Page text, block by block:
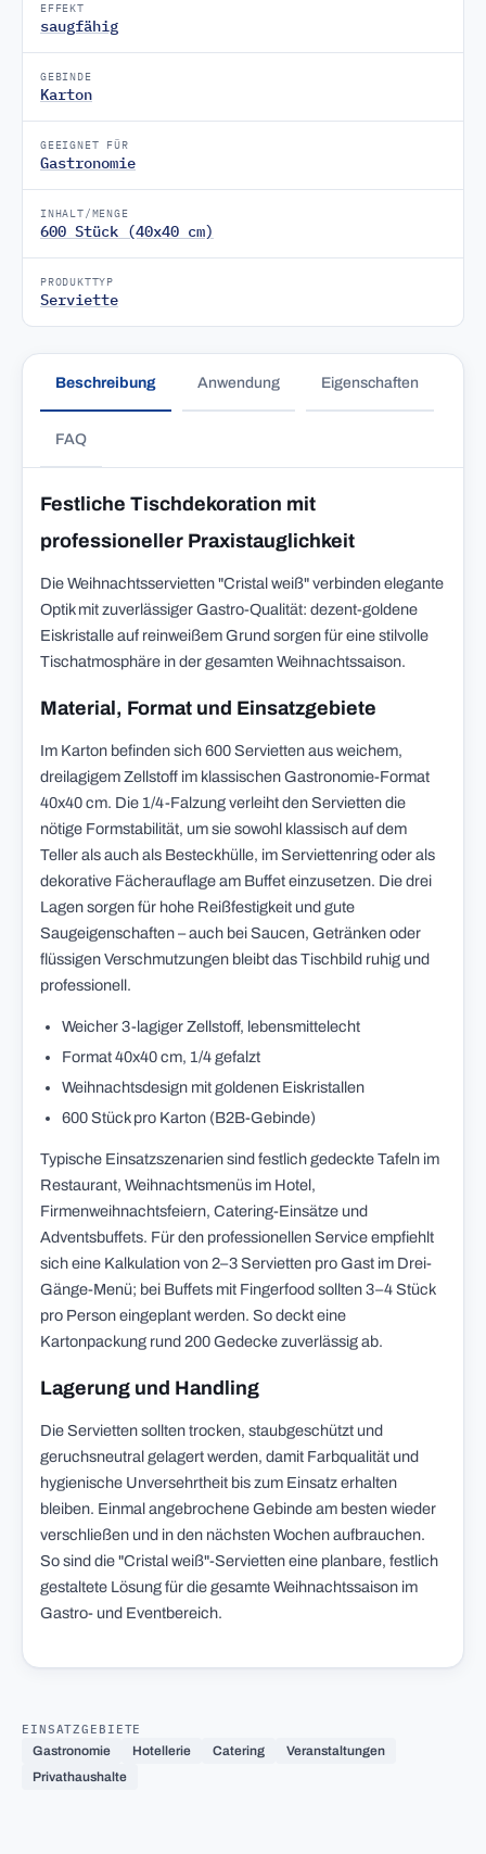
EFFEKT
saugfähig
GEBINDE
Karton
GEEIGNET FÜR
Gastronomie
INHALT/MENGE
600 Stück (40x40 cm)
PRODUKTTYP
Serviette
Beschreibung Anwendung Eigenschaften
FAQ
Festliche Tischdekoration mit
professioneller Praxistauglichkeit
Die Weihnachtsservietten "Cristal weiß" verbinden elegante
Optik mit zuverlässiger Gastro-Qualität: dezent-goldene
Eiskristalle auf reinweißem Grund sorgen für eine stilvolle
Tischatmosphäre in der gesamten Weihnachtssaison.
Material, Format und Einsatzgebiete
Im Karton befinden sich 600 Servietten aus weichem,
dreilagigem Zellstoff im klassischen Gastronomie-Format
40x40 cm. Die 1/4-Falzung verleiht den Servietten die
nötige Formstabilität, um sie sowohl klassisch auf dem
Teller als auch als Besteckhülle, im Serviettenring oder als
dekorative Fächerauflage am Buffet einzusetzen. Die drei
Lagen sorgen für hohe Reißfestigkeit und gute
Saugeigenschaften – auch bei Saucen, Getränken oder
flüssigen Verschmutzungen bleibt das Tischbild ruhig und
professionell.
Weicher 3-lagiger Zellstoff, lebensmittelecht
Format 40x40 cm, 1/4 gefalzt
Weihnachtsdesign mit goldenen Eiskristallen
600 Stück pro Karton (B2B-Gebinde)
Typische Einsatzszenarien sind festlich gedeckte Tafeln im
Restaurant, Weihnachtsmenüs im Hotel,
Firmenweihnachtsfeiern, Catering-Einsätze und
Adventsbuffets. Für den professionellen Service empfiehlt
sich eine Kalkulation von 2–3 Servietten pro Gast im Drei-
Gänge-Menü; bei Buffets mit Fingerfood sollten 3–4 Stück
pro Person eingeplant werden. So deckt eine
Kartonpackung rund 200 Gedecke zuverlässig ab.
Lagerung und Handling
Die Servietten sollten trocken, staubgeschützt und
geruchsneutral gelagert werden, damit Farbqualität und
hygienische Unversehrtheit bis zum Einsatz erhalten
bleiben. Einmal angebrochene Gebinde am besten wieder
verschließen und in den nächsten Wochen aufbrauchen.
So sind die "Cristal weiß"-Servietten eine planbare, festlich
gestaltete Lösung für die gesamte Weihnachtssaison im
Gastro- und Eventbereich.
EINSATZGEBIETE
Gastronomie
Hotellerie Catering
Veranstaltungen
Privathaushalte